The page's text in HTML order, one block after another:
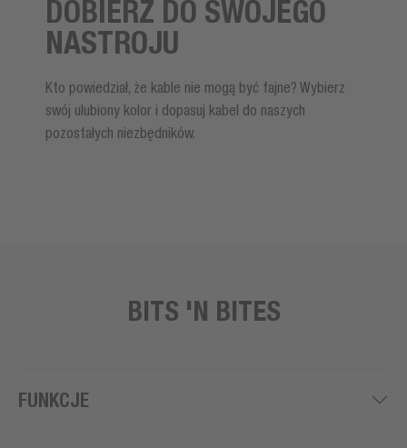
DOBIERZ DO SWOJEGO
NASTROJU
Kto powiedział, że kable nie mogą być fajne? Wybierz
swój ulubiony kolor i dopasuj kabel do naszych
pozostałych niezbędników.
BITS 'N BITES
FUNKCJE